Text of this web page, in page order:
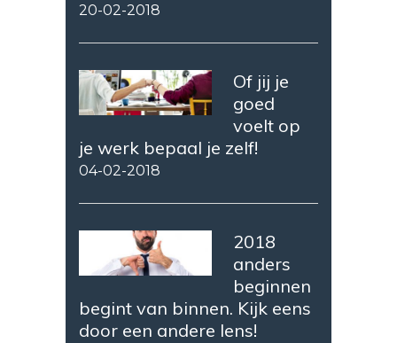
20-02-2018
Of jij je
goed
voelt op
je werk bepaal je zelf!
04-02-2018
2018
anders
beginnen
begint van binnen. Kijk eens
door een andere lens!